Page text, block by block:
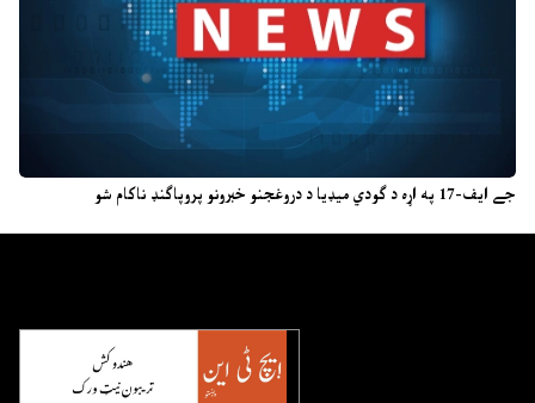
جے ایف-17 په اړه د ګودي میډیا د دروغجنو خبرونو پروپاګنډ ناکام شو